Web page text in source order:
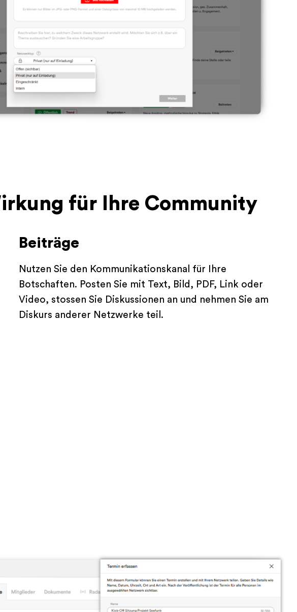
für Ihre Community
Beiträge
Nutzen Sie den Kommunikationskanal für Ihre
Botschaften. Posten Sie mit Text, Bild, PDF, Link oder
Video, stossen Sie Diskussionen an und nehmen Sie am
Diskurs anderer Netzwerke teil.